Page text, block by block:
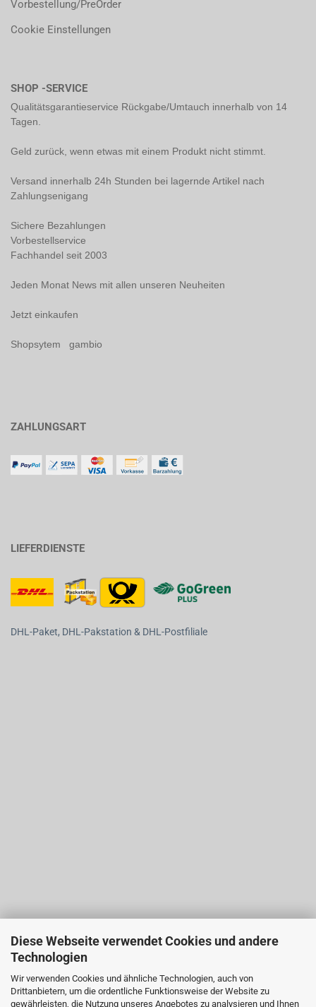
Diese Webseite verwendet Cookies und andere
Technologien
Wir verwenden Cookies und ähnliche Technologien, auch von
Drittanbietern, um die ordentliche Funktionsweise der Website zu
gewährleisten, die Nutzung unseres Angebotes zu analysieren und Ihnen
Vorbestellung/PreOrder
Cookie Einstellungen
SHOP -SERVICE
Qualitätsgarantieservice Rückgabe/Umtauch innerhalb von 14
Tagen.
Geld zurück, wenn etwas mit einem Produkt nicht stimmt.
Versand innerhalb 24h Stunden bei lagernde Artikel nach
Zahlungsenigang
Sichere Bezahlungen
Vorbestellservice
Fachhandel seit 2003
Jeden Monat News mit allen unseren Neuheiten
Jetzt einkaufen
Shopsytem gambio
ZAHLUNGSART
LIEFERDIENSTE
DHL-Paket, DHL-Pakstation & DHL-Postfiliale